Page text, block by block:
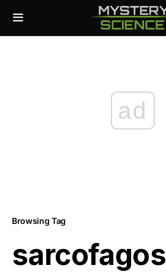
ad
Browsing Tag
sarcofagos